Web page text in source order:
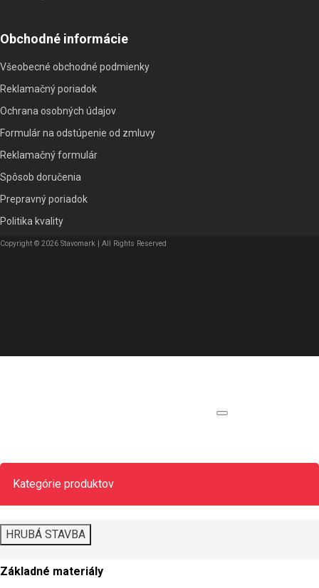
Obchodné informácie
Všeobecné obchodné podmienky
Reklamačný poriadok
Ochrana osobných údajov
Formulár na odstúpenie od zmluvy
Reklamačný formulár
Spôsob doručenia
Prepravný poriadok
Politika kvality
Copyright © 2026 Stavomark | All Rights Reserved
Kategórie produktov
HRUBÁ STAVBA
Základné materiály